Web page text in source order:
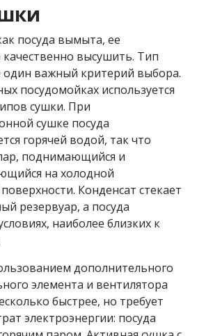
посуда вымыта, ее
высушить. Тип
важный критерий выбора.
посудомойках используется
сушки. При
сушке посуда
горячей водой, так что
поднимающийся и
на холодной
Конденсат стекает
резервуар, а посуда
наиболее близких к
дополнительного
элемента и вентилятора
быстрее, но требует
электроэнергии: посуда